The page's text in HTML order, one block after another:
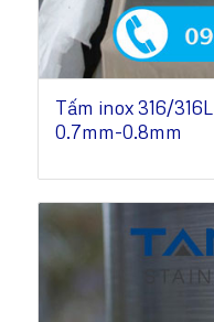
Tấm inox 316/
0.7mm-0.8mm